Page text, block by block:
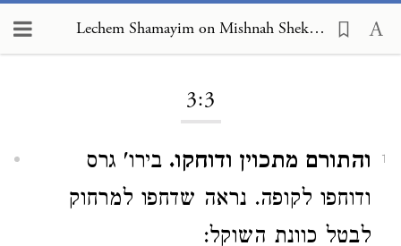
Lechem Shamayim on Mishnah Shekalim 3:3
3:3
1 והתורם מתכוין ודוחקו. בירו' גרס
ודוחפו לקופה. נראה שדחפו למרחוק
לבטל כוונת השוקל: